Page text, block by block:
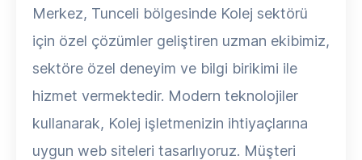
Merkez, Tunceli bölgesinde Kolej sektörü
için özel çözümler geliştiren uzman ekibimiz,
sektöre özel deneyim ve bilgi birikimi ile
hizmet vermektedir. Modern teknolojiler
kullanarak, Kolej işletmenizin ihtiyaçlarına
uygun web siteleri tasarlıyoruz. Müşteri